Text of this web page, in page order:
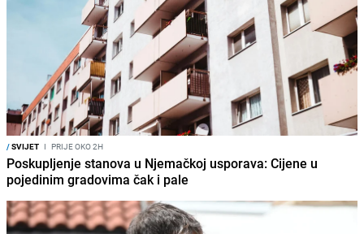
/SVIJET I PRIJE OKO 2H
Poskupljenje stanova u Njemačkoj usporava: Cijene u
pojedinim gradovima čak i pale